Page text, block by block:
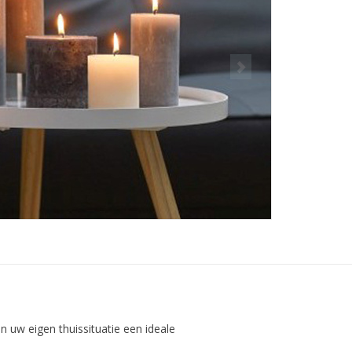
uw eigen thuissituatie een ideale